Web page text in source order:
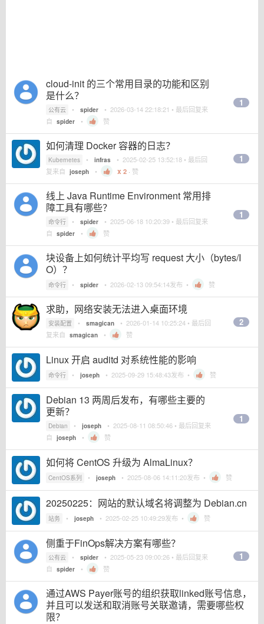
cloud-init 的三个常用目录的功能和区别
是什么？
公有云 • spider • 2026-03-14 22:18:21 • 最后回复来
自 spider • 赞
1
如何清理 Docker 容器的日志？
Kubernetes • infras • 2025-02-25 13:52:18 • 最后回
复来自 joseph • 2 · 赞
1
线上 Java Runtime Environment 常用排
障工具有哪些？
命令行 • spider • 2025-06-18 10:20:39 • 最后回复来
自 spider • 赞
1
块设备上如何统计平均写 request 大小（bytes/I
O）？
命令行 • spider • 2026-02-13 09:54:14发布 • 赞
求助，网络安装无法进入桌面环境
安装配置 • smagican • 2026-01-14 10:25:24 • 最后回
复来自 smagican • 赞
2
Linux 开启 auditd 对系统性能的影响
命令行 • joseph • 2025-09-29 15:48:43发布 • 赞
Debian 13 两周后发布，有哪些主要的
更新？
Debian • joseph • 2025-08-11 08:50:46 • 最后回复来
自 joseph • 赞
1
如何将 CentOS 升级为 AlmaLinux？
CentOS系列 • joseph • 2025-08-06 14:11:20发布 • 赞
20250225：网站的默认域名将调整为 Debian.cn
站务 • joseph • 2025-02-25 10:49:29发布 • 赞
侧重于FinOps解决方案有哪些？
公有云 • spider • 2025-05-23 09:00:26 • 最后回复来
自 spider • 赞
1
通过AWS Payer账号的组织获取linked账号信息，
并且可以发送和取消账号关联邀请，需要哪些权
限？